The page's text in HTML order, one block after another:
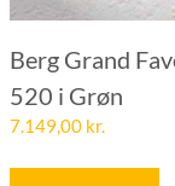
Berg Grand
520 i Grøn
7.149,00 kr.